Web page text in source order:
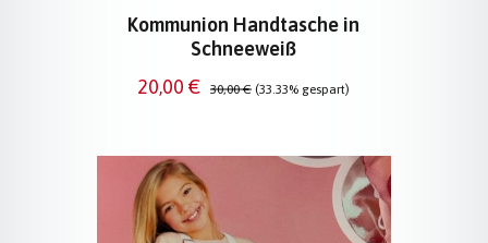
Kommunion Handtasche in
Schneeweiß
Verkaufspreis:
20,00 € Regulärer Preis:
30,00 € (33.33% gespart)